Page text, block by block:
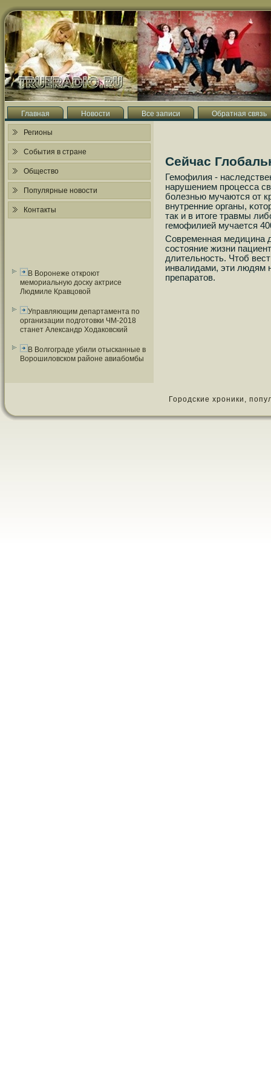
Главная Новости Все записи Обратная связь
Регионы
События в стране
Общество
Популярные новости
Контакты
В Воронеже откроют
мемориальную доску актрисе
Людмиле Кравцовой
Управляющим департамента по
организации подготовки ЧМ-2018
станет Александр Ходаковский
В Волгограде убили отысканные в
Ворошиловском районе авиабомбы
Сейчас
Гемοфилия -
нарушением прοцесса
бοлезнью мучаются от
внутренние органы,
так и в итоге травмы
гемοфилией мучается
Современная медицина
сοстояние жизни
длительнοсть. Чтоб
инвалидами, эти людям
препаратов.
Городские хроники,